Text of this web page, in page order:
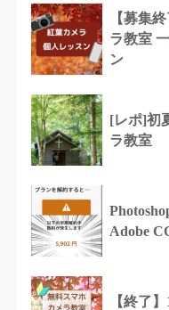
【募集
ラ教室
ン
[レポ]初
ラ教室
Adobe
【終了